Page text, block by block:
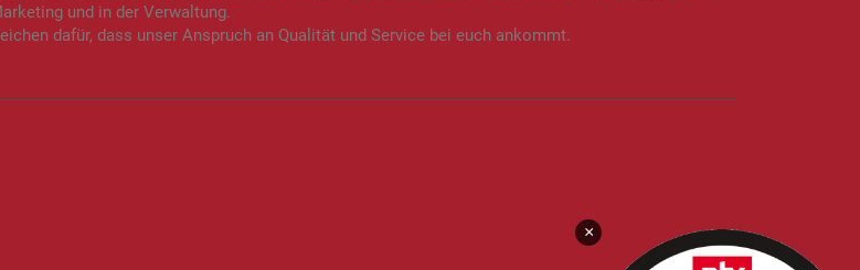
und in der Verwaltung.
dafür, dass unser Anspruch an Qualität und Service bei euch ankommt.
×